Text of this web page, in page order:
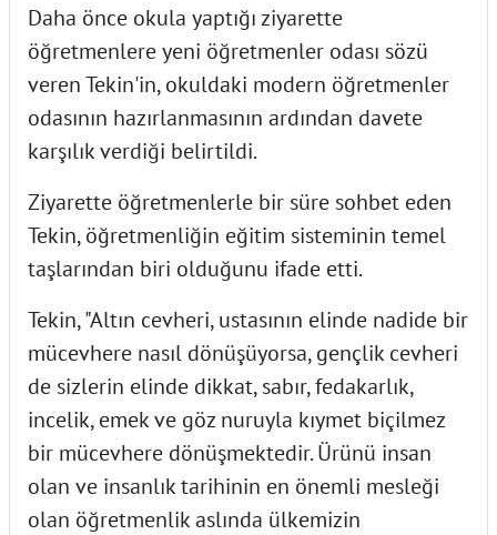
Daha önce okula yaptığı ziyarette
öğretmenlere yeni öğretmenler odası sözü
veren Tekin'in, okuldaki modern öğretmenler
odasının hazırlanmasının ardından davete
karşılık verdiği belirtildi.
Ziyarette öğretmenlerle bir süre sohbet eden
Tekin, öğretmenliğin eğitim sisteminin temel
taşlarından biri olduğunu ifade etti.
Tekin, "Altın cevheri, ustasının elinde nadide bir
mücevhere nasıl dönüşüyorsa, gençlik cevheri
de sizlerin elinde dikkat, sabır, fedakarlık,
incelik, emek ve göz nuruyla kıymet biçilmez
bir mücevhere dönüşmektedir. Ürünü insan
olan ve insanlık tarihinin en önemli mesleği
olan öğretmenlik aslında ülkemizin